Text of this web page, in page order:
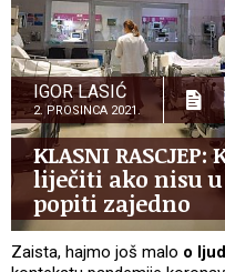
IGOR LASIĆ
2. PROSINCA 2021.
KLASNI
liječiti ako nisu
popiti zajedno
Zaista, hajmo još malo o